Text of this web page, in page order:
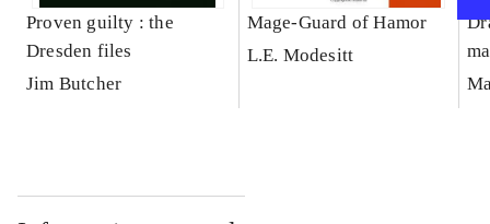
Proven guilty : the
Dresden files
Jim Butcher
Mage-Guard of Hamor
L.E. Modesitt